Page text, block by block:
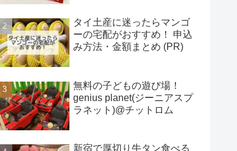
タイ土産に迷ったらマンゴ
ーの宅配がおすすめ！ 申込
み方法・金額まとめ (PR)
無料の子どもの遊び場！
genius planet(ジーニアスプ
ラネット)@チットロム
新宿で厚切り牛タン食べる